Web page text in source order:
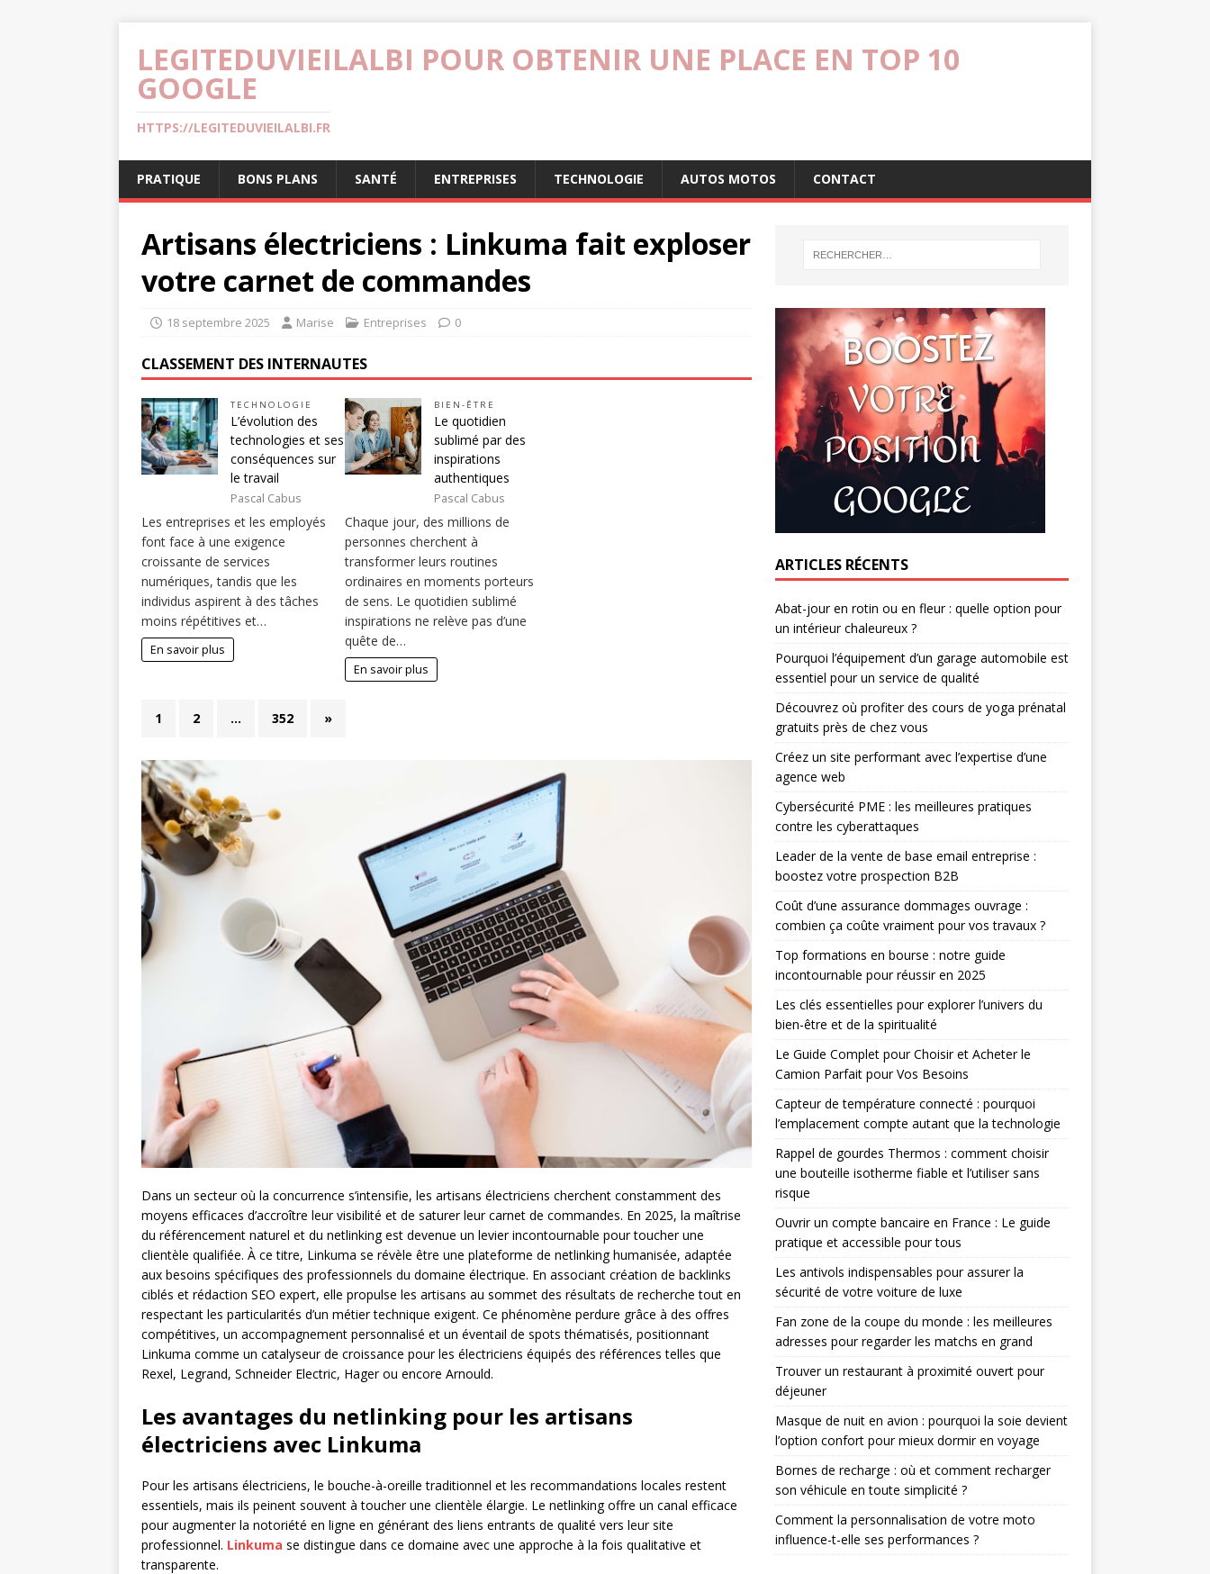
LEGITEDUVIEILALBI POUR OBTENIR UNE PLACE EN TOP 10
GOOGLE
HTTPS://LEGITEDUVIEILALBI.FR
PRATIQUE BONS PLANS SANTÉ ENTREPRISES TECHNOLOGIE AUTOS MOTOS CONTACT
Artisans électriciens : Linkuma fait exploser
votre carnet de commandes
18 septembre 2025 Marise Entreprises 0
CLASSEMENT DES INTERNAUTES
TECHNOLOGIE
L’évolution des
technologies et ses
conséquences sur
le travail
Pascal Cabus
Les entreprises et les employés
font face à une exigence
croissante de services
numériques, tandis que les
individus aspirent à des tâches
moins répétitives et…
En savoir plus
BIEN-ÊTRE
Le quotidien
sublimé par des
inspirations
authentiques
Pascal Cabus
Chaque jour, des millions de
personnes cherchent à
transformer leurs routines
ordinaires en moments porteurs
de sens. Le quotidien sublimé
inspirations ne relève pas d’une
quête de…
En savoir plus
1 2 … 352 »
Dans un secteur où la concurrence s’intensifie, les artisans électriciens cherchent constamment des
moyens efficaces d’accroître leur visibilité et de saturer leur carnet de commandes. En 2025, la maîtrise
du référencement naturel et du netlinking est devenue un levier incontournable pour toucher une
clientèle qualifiée. À ce titre, Linkuma se révèle être une plateforme de netlinking humanisée, adaptée
aux besoins spécifiques des professionnels du domaine électrique. En associant création de backlinks
ciblés et rédaction SEO expert, elle propulse les artisans au sommet des résultats de recherche tout en
respectant les particularités d’un métier technique exigent. Ce phénomène perdure grâce à des offres
compétitives, un accompagnement personnalisé et un éventail de spots thématisés, positionnant
Linkuma comme un catalyseur de croissance pour les électriciens équipés des références telles que
Rexel, Legrand, Schneider Electric, Hager ou encore Arnould.
Les avantages du netlinking pour les artisans
électriciens avec Linkuma
Pour les artisans électriciens, le bouche-à-oreille traditionnel et les recommandations locales restent
essentiels, mais ils peinent souvent à toucher une clientèle élargie. Le netlinking offre un canal efficace
pour augmenter la notoriété en ligne en générant des liens entrants de qualité vers leur site
professionnel. Linkuma se distingue dans ce domaine avec une approche à la fois qualitative et
transparente.
ARTICLES RÉCENTS
Abat-jour en rotin ou en fleur : quelle option pour
un intérieur chaleureux ?
Pourquoi l’équipement d’un garage automobile est
essentiel pour un service de qualité
Découvrez où profiter des cours de yoga prénatal
gratuits près de chez vous
Créez un site performant avec l’expertise d’une
agence web
Cybersécurité PME : les meilleures pratiques
contre les cyberattaques
Leader de la vente de base email entreprise :
boostez votre prospection B2B
Coût d’une assurance dommages ouvrage :
combien ça coûte vraiment pour vos travaux ?
Top formations en bourse : notre guide
incontournable pour réussir en 2025
Les clés essentielles pour explorer l’univers du
bien-être et de la spiritualité
Le Guide Complet pour Choisir et Acheter le
Camion Parfait pour Vos Besoins
Capteur de température connecté : pourquoi
l’emplacement compte autant que la technologie
Rappel de gourdes Thermos : comment choisir
une bouteille isotherme fiable et l’utiliser sans
risque
Ouvrir un compte bancaire en France : Le guide
pratique et accessible pour tous
Les antivols indispensables pour assurer la
sécurité de votre voiture de luxe
Fan zone de la coupe du monde : les meilleures
adresses pour regarder les matchs en grand
Trouver un restaurant à proximité ouvert pour
déjeuner
Masque de nuit en avion : pourquoi la soie devient
l’option confort pour mieux dormir en voyage
Bornes de recharge : où et comment recharger
son véhicule en toute simplicité ?
Comment la personnalisation de votre moto
influence-t-elle ses performances ?